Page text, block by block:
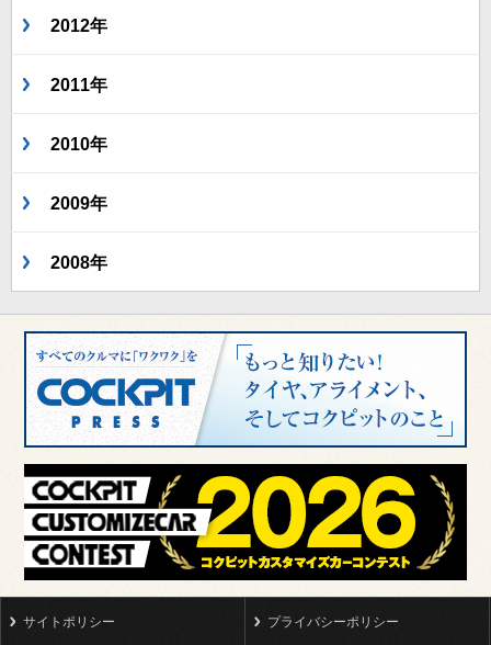
2012年
2011年
2010年
2009年
2008年
サイトポリシー プライバシーポリシー